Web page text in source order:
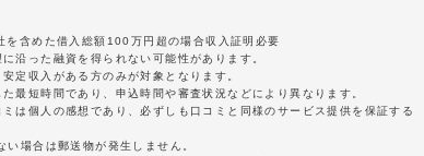
含めた借入総額100万円超の場合収入証明必要
沿った融資を得られない可能性があります。
定収入がある方のみが対象となります。
最短時間であり、申込時間や審査状況などにより異なります。
は個人の感想であり、必ずしも口コミと同様のサービス提供を保証する
場合は郵送物が発生しません。